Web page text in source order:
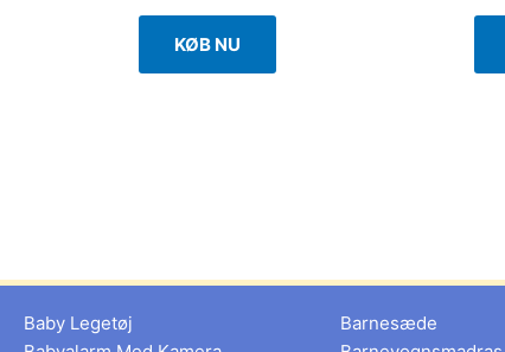
KØB NU
Baby Legetøj
Barnesæde